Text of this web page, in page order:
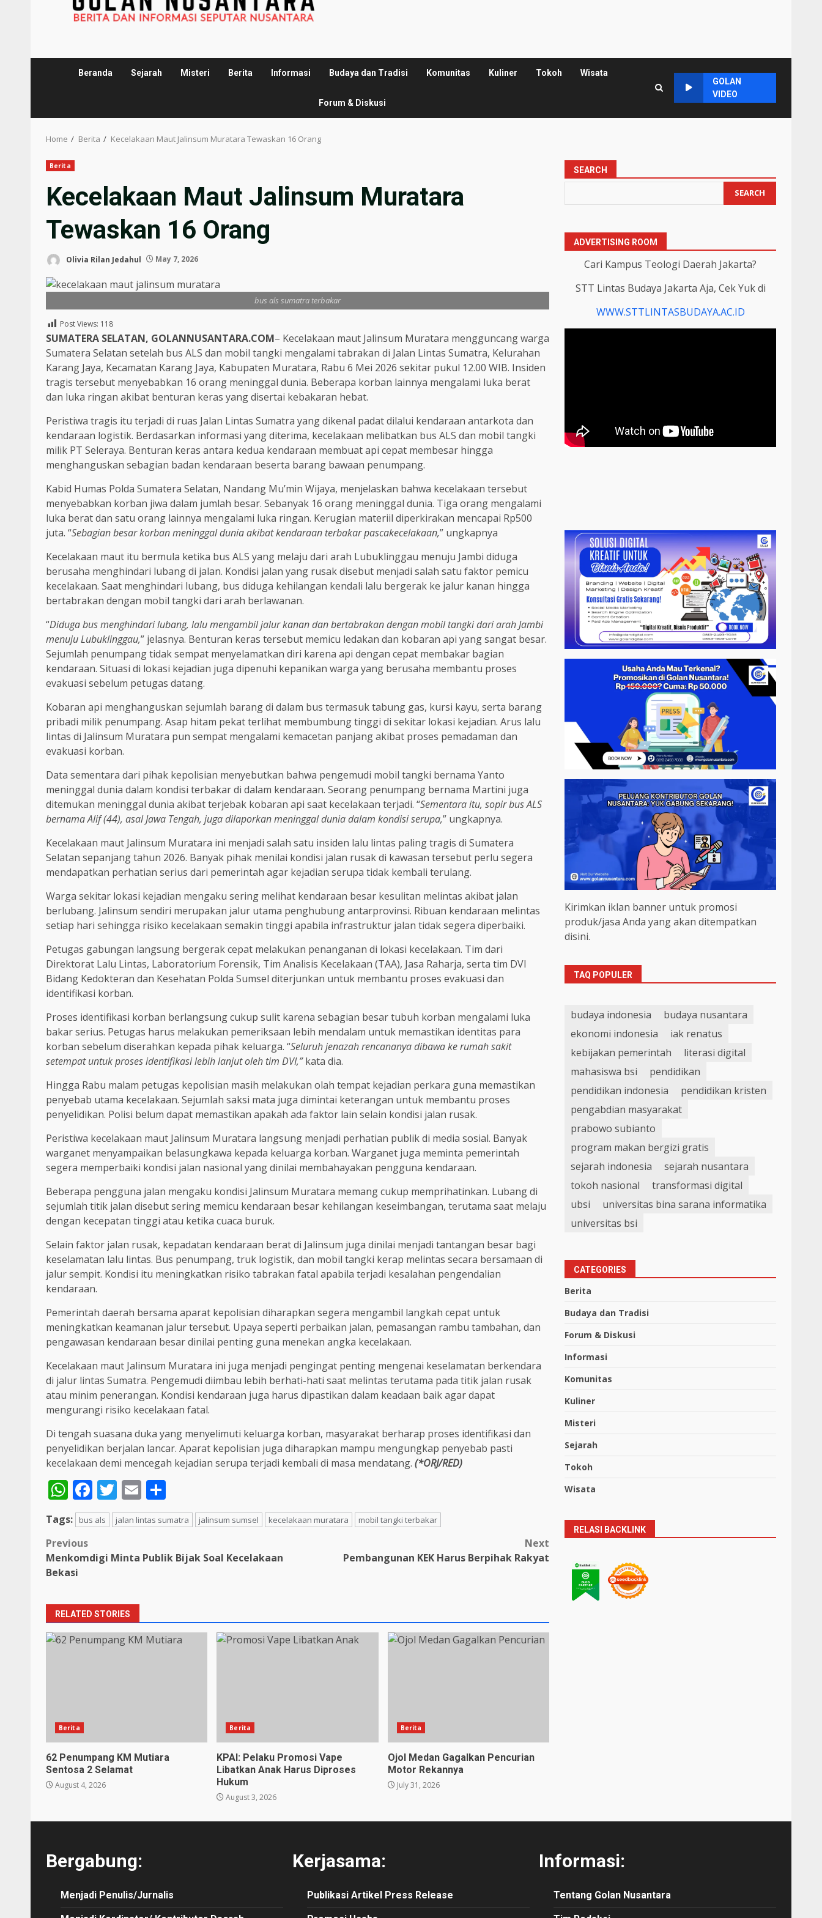
Beranda Sejarah Misteri Berita Informasi Budaya dan Tradisi Komunitas Kuliner Tokoh Wisata
Forum & Diskusi
GOLAN
VIDEO
Home Berita Kecelakaan Maut Jalinsum Muratara Tewaskan 16 Orang
Berita
Kecelakaan Maut Jalinsum Muratara
Tewaskan 16 Orang
Olivia Rilan Jedahul May 7, 2026
bus als sumatra terbakar
Post Views: 118
SUMATERA SELATAN, GOLANNUSANTARA.COM– Kecelakaan maut Jalinsum Muratara mengguncang warga
Sumatera Selatan setelah bus ALS dan mobil tangki mengalami tabrakan di Jalan Lintas Sumatra, Kelurahan
Karang Jaya, Kecamatan Karang Jaya, Kabupaten Muratara, Rabu 6 Mei 2026 sekitar pukul 12.00 WIB. Insiden
tragis tersebut menyebabkan 16 orang meninggal dunia. Beberapa korban lainnya mengalami luka berat
dan luka ringan akibat benturan keras yang disertai kebakaran hebat.
Peristiwa tragis itu terjadi di ruas Jalan Lintas Sumatra yang dikenal padat dilalui kendaraan antarkota dan
kendaraan logistik. Berdasarkan informasi yang diterima, kecelakaan melibatkan bus ALS dan mobil tangki
milik PT Seleraya. Benturan keras antara kedua kendaraan membuat api cepat membesar hingga
menghanguskan sebagian badan kendaraan beserta barang bawaan penumpang.
Kabid Humas Polda Sumatera Selatan, Nandang Mu’min Wijaya, menjelaskan bahwa kecelakaan tersebut
menyebabkan korban jiwa dalam jumlah besar. Sebanyak 16 orang meninggal dunia. Tiga orang mengalami
luka berat dan satu orang lainnya mengalami luka ringan. Kerugian materiil diperkirakan mencapai Rp500
juta. “Sebagian besar korban meninggal dunia akibat kendaraan terbakar pascakecelakaan,” ungkapnya
Kecelakaan maut itu bermula ketika bus ALS yang melaju dari arah Lubuklinggau menuju Jambi diduga
berusaha menghindari lubang di jalan. Kondisi jalan yang rusak disebut menjadi salah satu faktor pemicu
kecelakaan. Saat menghindari lubang, bus diduga kehilangan kendali lalu bergerak ke jalur kanan hingga
bertabrakan dengan mobil tangki dari arah berlawanan.
“Diduga bus menghindari lubang, lalu mengambil jalur kanan dan bertabrakan dengan mobil tangki dari arah Jambi
menuju Lubuklinggau,” jelasnya. Benturan keras tersebut memicu ledakan dan kobaran api yang sangat besar.
Sejumlah penumpang tidak sempat menyelamatkan diri karena api dengan cepat membakar bagian
kendaraan. Situasi di lokasi kejadian juga dipenuhi kepanikan warga yang berusaha membantu proses
evakuasi sebelum petugas datang.
Kobaran api menghanguskan sejumlah barang di dalam bus termasuk tabung gas, kursi kayu, serta barang
pribadi milik penumpang. Asap hitam pekat terlihat membumbung tinggi di sekitar lokasi kejadian. Arus lalu
lintas di Jalinsum Muratara pun sempat mengalami kemacetan panjang akibat proses pemadaman dan
evakuasi korban.
Data sementara dari pihak kepolisian menyebutkan bahwa pengemudi mobil tangki bernama Yanto
meninggal dunia dalam kondisi terbakar di dalam kendaraan. Seorang penumpang bernama Martini juga
ditemukan meninggal dunia akibat terjebak kobaran api saat kecelakaan terjadi. “Sementara itu, sopir bus ALS
bernama Alif (44), asal Jawa Tengah, juga dilaporkan meninggal dunia dalam kondisi serupa,” ungkapnya.
Kecelakaan maut Jalinsum Muratara ini menjadi salah satu insiden lalu lintas paling tragis di Sumatera
Selatan sepanjang tahun 2026. Banyak pihak menilai kondisi jalan rusak di kawasan tersebut perlu segera
mendapatkan perhatian serius dari pemerintah agar kejadian serupa tidak kembali terulang.
Warga sekitar lokasi kejadian mengaku sering melihat kendaraan besar kesulitan melintas akibat jalan
berlubang. Jalinsum sendiri merupakan jalur utama penghubung antarprovinsi. Ribuan kendaraan melintas
setiap hari sehingga risiko kecelakaan semakin tinggi apabila infrastruktur jalan tidak segera diperbaiki.
Petugas gabungan langsung bergerak cepat melakukan penanganan di lokasi kecelakaan. Tim dari
Direktorat Lalu Lintas, Laboratorium Forensik, Tim Analisis Kecelakaan (TAA), Jasa Raharja, serta tim DVI
Bidang Kedokteran dan Kesehatan Polda Sumsel diterjunkan untuk membantu proses evakuasi dan
identifikasi korban.
Proses identifikasi korban berlangsung cukup sulit karena sebagian besar tubuh korban mengalami luka
bakar serius. Petugas harus melakukan pemeriksaan lebih mendalam untuk memastikan identitas para
korban sebelum diserahkan kepada pihak keluarga. “Seluruh jenazah rencananya dibawa ke rumah sakit
setempat untuk proses identifikasi lebih lanjut oleh tim DVI,”kata dia.
Hingga Rabu malam petugas kepolisian masih melakukan olah tempat kejadian perkara guna memastikan
penyebab utama kecelakaan. Sejumlah saksi mata juga dimintai keterangan untuk membantu proses
penyelidikan. Polisi belum dapat memastikan apakah ada faktor lain selain kondisi jalan rusak.
Peristiwa kecelakaan maut Jalinsum Muratara langsung menjadi perhatian publik di media sosial. Banyak
warganet menyampaikan belasungkawa kepada keluarga korban. Warganet juga meminta pemerintah
segera memperbaiki kondisi jalan nasional yang dinilai membahayakan pengguna kendaraan.
Beberapa pengguna jalan mengaku kondisi Jalinsum Muratara memang cukup memprihatinkan. Lubang di
sejumlah titik jalan disebut sering memicu kendaraan besar kehilangan keseimbangan, terutama saat melaju
dengan kecepatan tinggi atau ketika cuaca buruk.
Selain faktor jalan rusak, kepadatan kendaraan berat di Jalinsum juga dinilai menjadi tantangan besar bagi
keselamatan lalu lintas. Bus penumpang, truk logistik, dan mobil tangki kerap melintas secara bersamaan di
jalur sempit. Kondisi itu meningkatkan risiko tabrakan fatal apabila terjadi kesalahan pengendalian
kendaraan.
Pemerintah daerah bersama aparat kepolisian diharapkan segera mengambil langkah cepat untuk
meningkatkan keamanan jalur tersebut. Upaya seperti perbaikan jalan, pemasangan rambu tambahan, dan
pengawasan kendaraan besar dinilai penting guna menekan angka kecelakaan.
Kecelakaan maut Jalinsum Muratara ini juga menjadi pengingat penting mengenai keselamatan berkendara
di jalur lintas Sumatra. Pengemudi diimbau lebih berhati-hati saat melintas terutama pada titik jalan rusak
atau minim penerangan. Kondisi kendaraan juga harus dipastikan dalam keadaan baik agar dapat
mengurangi risiko kecelakaan fatal.
Di tengah suasana duka yang menyelimuti keluarga korban, masyarakat berharap proses identifikasi dan
penyelidikan berjalan lancar. Aparat kepolisian juga diharapkan mampu mengungkap penyebab pasti
kecelakaan demi mencegah kejadian serupa terjadi kembali di masa mendatang. (*ORJ/RED)
WhatsApp
Facebook
Twitter
Email
Tags: bus als jalan lintas sumatra jalinsum sumsel kecelakaan muratara mobil tangki terbakar
Post
navigation
Previous
Menkomdigi Minta Publik Bijak Soal Kecelakaan
Bekasi
Next
Pembangunan KEK Harus Berpihak Rakyat
RELATED STORIES
Berita
62 Penumpang KM Mutiara
Sentosa 2 Selamat
August 4, 2026
Berita
KPAI: Pelaku Promosi Vape
Libatkan Anak Harus Diproses
Hukum
August 3, 2026
Berita
Ojol Medan Gagalkan Pencurian
Motor Rekannya
July 31, 2026
SEARCH
SEARCH
ADVERTISING ROOM
Cari Kampus Teologi Daerah Jakarta?
STT Lintas Budaya Jakarta Aja, Cek Yuk di
WWW.STTLINTASBUDAYA.AC.ID
Kirimkan iklan banner untuk promosi
produk/jasa Anda yang akan ditempatkan
disini.
TAQ POPULER
budaya indonesia
budaya nusantara
ekonomi indonesia
iak renatus
kebijakan pemerintah
literasi digital
mahasiswa bsi
pendidikan
pendidikan indonesia
pendidikan kristen
pengabdian masyarakat
prabowo subianto
program makan bergizi gratis
sejarah indonesia
sejarah nusantara
tokoh nasional
transformasi digital
ubsi
universitas bina sarana informatika
universitas bsi
CATEGORIES
Berita
Budaya dan Tradisi
Forum & Diskusi
Informasi
Komunitas
Kuliner
Misteri
Sejarah
Tokoh
Wisata
RELASI BACKLINK
Bergabung:
Menjadi Penulis/Jurnalis
Kerjasama:
Publikasi Artikel Press Release
Informasi:
Tentang Golan Nusantara